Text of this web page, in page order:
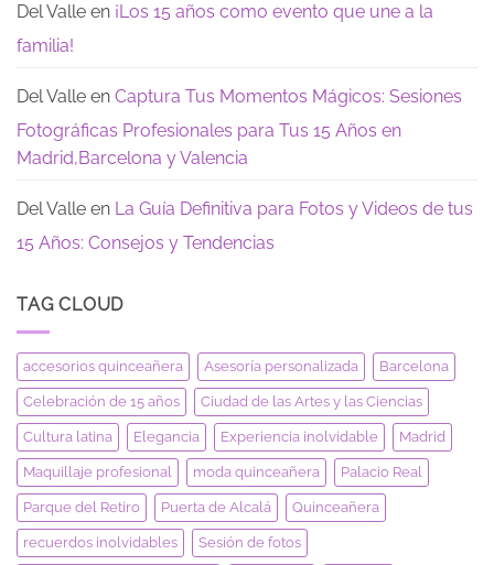
Del Valle en ¡Los 15 años como evento que une a la
familia!
Del Valle en Captura Tus Momentos Mágicos: Sesiones
Fotográficas Profesionales para Tus 15 Años en
Madrid,Barcelona y Valencia
Del Valle en La Guía Definitiva para Fotos y Videos de tus
15 Años: Consejos y Tendencias
TAG CLOUD
accesorios quinceañera Asesoría personalizada Barcelona
Celebración de 15 años Ciudad de las Artes y las Ciencias
Cultura latina Elegancia Experiencia inolvidable Madrid
Maquillaje profesional moda quinceañera Palacio Real
Parque del Retiro Puerta de Alcalá Quinceañera
recuerdos inolvidables Sesión de fotos